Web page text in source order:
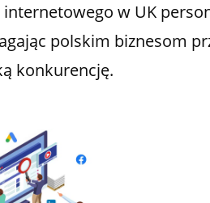
w UK
polskim biznesom
konkurencję.